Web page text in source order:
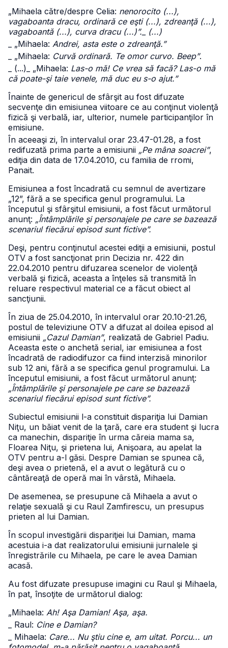
„Mihaela către/despre Celia: nenorocito (...),
vagaboanta dracu, ordinară ce eşti (...), zdreanţă (...),
vagaboantă (...), curva dracu (...)”._ (...)
_ „Mihaela: Andrei, asta este o zdreanţă.”
_ „Mihaela: Curvă ordinară. Te omor curvo. Beep”.
_ (...) _ „Mihaela: Las-o mă! Ce vrea să facă? Las-o mă
că poate-şi taie venele, mă duc eu s-o ajut.”
Înainte de genericul de sfârşit au fost difuzate
secvenţe din emisiunea viitoare ce au conţinut violenţă
fizică şi verbală, iar, ulterior, numele participanţilor în
emisiune.
În aceeaşi zi, în intervalul orar 23.47-01.28, a fost
redifuzată prima parte a emisiunii „Pe mâna soacrei”,
ediţia din data de 17.04.2010, cu familia de rromi,
Panait.
Emisiunea a fost încadrată cu semnul de avertizare
„12”, fără a se specifica genul programului. La
începutul şi sfârşitul emisiunii, a fost făcut următorul
anunţ: „Întâmplările şi personajele pe care se bazează
scenariul fiecărui episod sunt fictive”.
Deşi, pentru conţinutul acestei ediţii a emisiunii, postul
OTV a fost sancţionat prin Decizia nr. 422 din
22.04.2010 pentru difuzarea scenelor de violenţă
verbală şi fizică, aceasta a înţeles să transmită în
reluare respectivul material ce a făcut obiect al
sancţiunii.
În ziua de 25.04.2010, în intervalul orar 20.10-21.26,
postul de televiziune OTV a difuzat al doilea episod al
emisiunii „Cazul Damian”, realizată de Gabriel Padiu.
Aceasta este o anchetă serial, iar emisiunea a fost
încadrată de radiodifuzor ca fiind interzisă minorilor
sub 12 ani, fără a se specifica genul programului. La
începutul emisiunii, a fost făcut următorul anunţ:
„Întâmplările şi personajele pe care se bazează
scenariul fiecărui episod sunt fictive”.
Subiectul emisiunii l-a constituit dispariţia lui Damian
Niţu, un băiat venit de la ţară, care era student şi lucra
ca manechin, dispariţie în urma căreia mama sa,
Floarea Niţu, şi prietena lui, Anişoara, au apelat la
OTV pentru a-l găsi. Despre Damian se spunea că,
deşi avea o prietenă, el a avut o legătură cu o
cântăreaţă de operă mai în vârstă, Mihaela.
De asemenea, se presupune că Mihaela a avut o
relaţie sexuală şi cu Raul Zamfirescu, un presupus
prieten al lui Damian.
În scopul investigării dispariţiei lui Damian, mama
acestuia i-a dat realizatorului emisiunii jurnalele şi
înregistrările cu Mihaela, pe care le avea Damian
acasă.
Au fost difuzate presupuse imagini cu Raul şi Mihaela,
în pat, însoţite de următorul dialog:
„Mihaela: Ah! Aşa Damian! Aşa, aşa.
_ Raul: Cine e Damian?
_ Mihaela: Care... Nu ştiu cine e, am uitat. Porcu... un